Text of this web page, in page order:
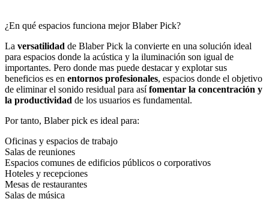
¿En qué espacios funciona mejor Blaber Pick?
La versatilidad de Blaber Pick la convierte en una solución ideal
para espacios donde la acústica y la iluminación son igual de
importantes. Pero donde mas puede destacar y explotar sus
beneficios es en entornos profesionales, espacios donde el objetivo
de eliminar el sonido residual para asífomentar la concentración y
la productividad de los usuarios es fundamental.
Por tanto, Blaber pick es ideal para:
Oficinas y espacios de trabajo
Salas de reuniones
Espacios comunes de edificios públicos o corporativos
Hoteles y recepciones
Mesas de restaurantes
Salas de música